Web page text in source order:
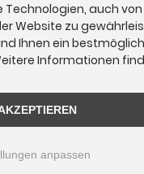
Technologien, auch
Website zu
Ihnen ein
Informationen
anpassen